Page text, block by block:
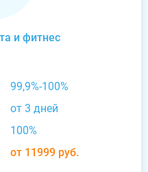
и фитнес
99,9%-100%
от 3 дней
100%
от 11999 руб.